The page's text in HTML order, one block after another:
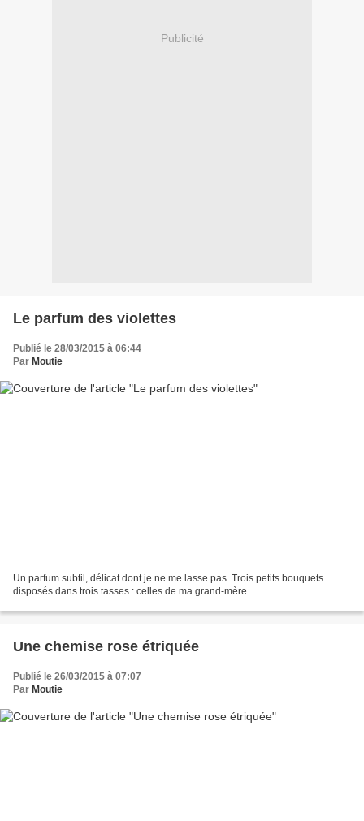
Publicité
Le parfum des violettes
Publié le 28/03/2015 à 06:44
Par Moutie
Un parfum subtil, délicat dont je ne me lasse pas. Trois petits bouquets
disposés dans trois tasses : celles de ma grand-mère.
Une chemise rose étriquée
Publié le 26/03/2015 à 07:07
Par Moutie